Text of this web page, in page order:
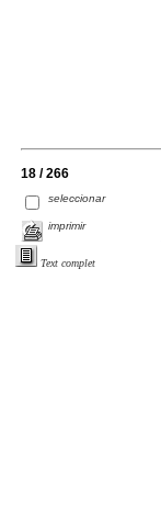
18 / 266
seleccionar
imprimir
Text complet